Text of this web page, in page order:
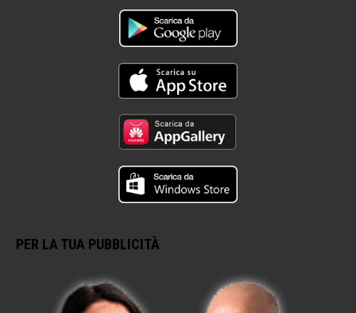
PER LA TUA PUBBLICITÀ